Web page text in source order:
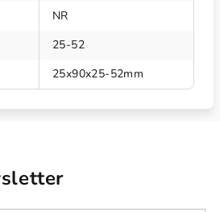
NR
25-52
25x90x25-52mm